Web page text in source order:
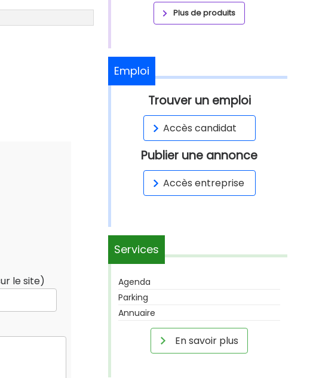
le site)
Plus de produits
Emploi
Trouver un emploi
Accès candidat
Publier une annonce
Accès entreprise
Services
Agenda
Parking
Annuaire
En savoir plus